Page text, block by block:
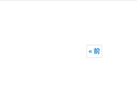
« 前